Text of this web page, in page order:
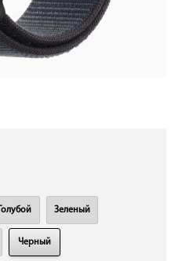
Голубой Зеленый
Черный